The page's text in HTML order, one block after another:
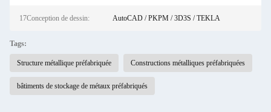
17Conception de dessin: AutoCAD / PKPM / 3D3S / TEKLA
Tags:
Structure métallique préfabriquée Constructions métalliques préfabriquées
bâtiments de stockage de métaux préfabriqués